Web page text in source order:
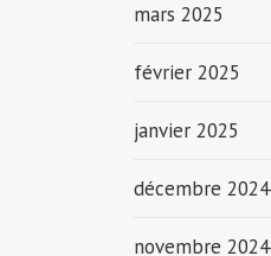
mars 2025
février 2025
janvier 2025
décembre 2024
novembre 2024